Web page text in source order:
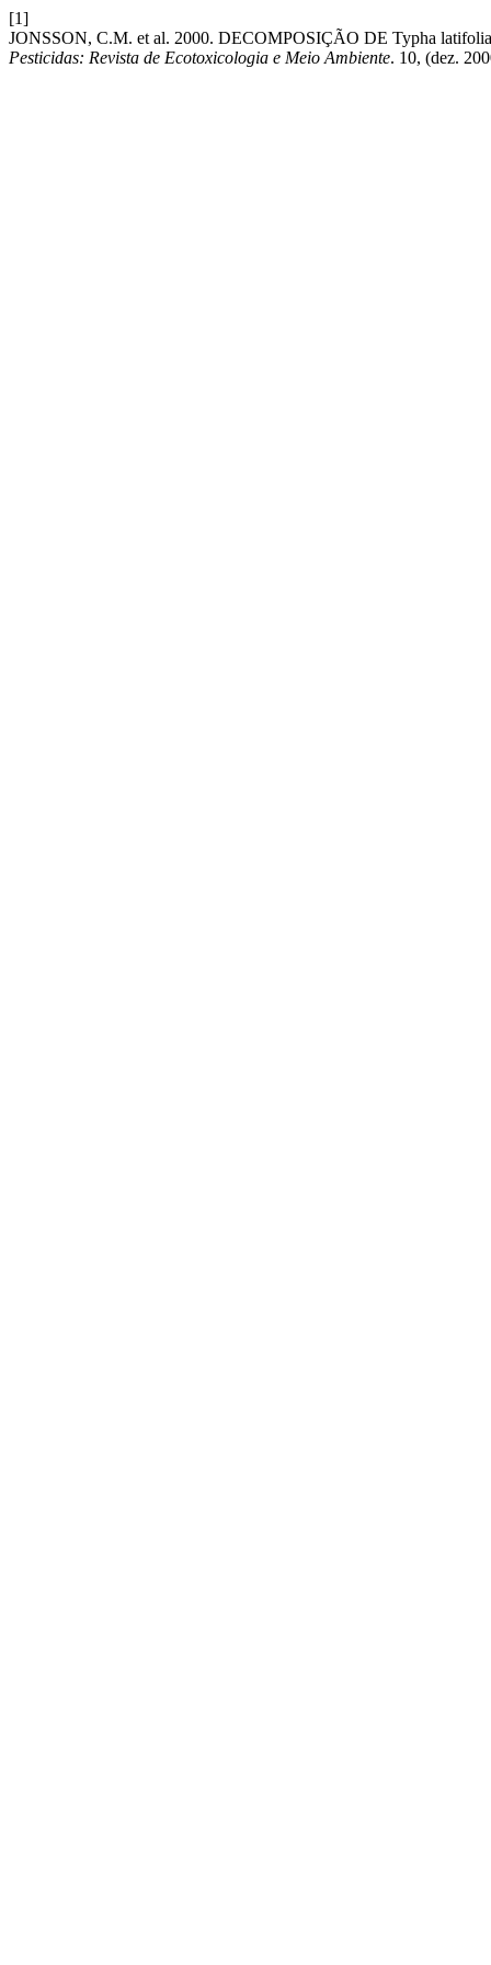
[1]
JONSSON, C.M. et al. 2000. DECOMPOSIÇÃO DE Typha
Pesticidas: Revista de Ecotoxicologia e Meio Ambiente. 10, (dez.